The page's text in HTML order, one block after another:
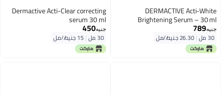
DERMACTIVE Acti‑White
Brightening Serum – 30 ml
Targeted Brightening, Skin Tone
Correction, Lightweight & Fast
Absorbing All Skin Types, Sensitive
Skin, Daily Use – AM & PM
جنيه789
30 مل |26.30 جنيه/⁨/مل⁩
Dermactive Acti-Clear correcting
serum 30 ml
جنيه450
30 مل |